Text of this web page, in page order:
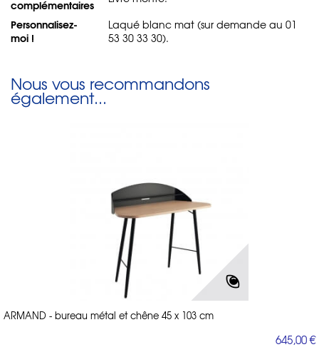
complémentaires
Personnalisez-
moi !
Laqué blanc mat (sur demande au 01
53 30 33 30).
Nous vous recommandons
également...
ARMAND - bureau métal et chêne 45 x 103 cm
645,00 €